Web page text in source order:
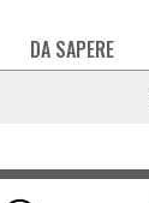
DA SAPERE